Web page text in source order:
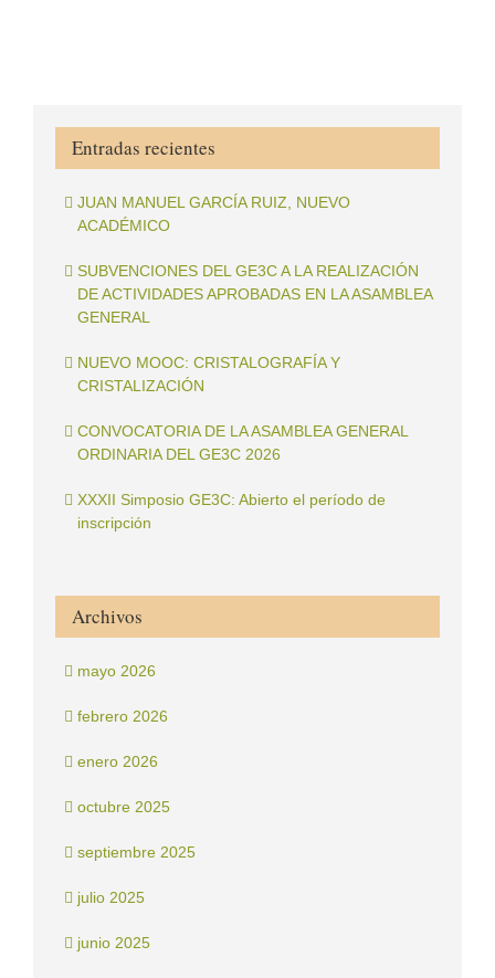
Entradas recientes
JUAN MANUEL GARCÍA RUIZ, NUEVO
ACADÉMICO
SUBVENCIONES DEL GE3C A LA REALIZACIÓN
DE ACTIVIDADES APROBADAS EN LA ASAMBLEA
GENERAL
NUEVO MOOC: CRISTALOGRAFÍA Y
CRISTALIZACIÓN
CONVOCATORIA DE LA ASAMBLEA GENERAL
ORDINARIA DEL GE3C 2026
XXXII Simposio GE3C: Abierto el período de
inscripción
Archivos
mayo 2026
febrero 2026
enero 2026
octubre 2025
septiembre 2025
julio 2025
junio 2025